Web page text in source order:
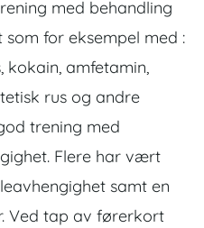
med behandling
for eksempel med :
kokain, amfetamin,
rus og andre
trening med
Flere har vært
samt en
Ved tap av førerkort